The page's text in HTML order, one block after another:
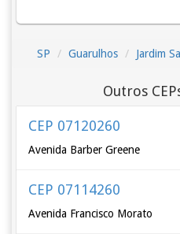
SP Guarulhos Jardim
Outros
CEP 07120260
Avenida Barber Greene
CEP 07114260
Avenida Francisco Morato